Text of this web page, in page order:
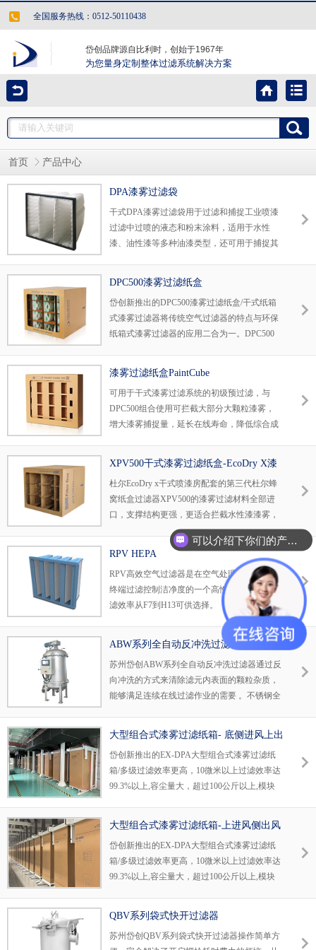
全国服务热线：0512-50110438
岱创品牌源自比利时，创始于1967年
为您量身定制整体过滤系统解决方案
首页 产品中心
DPA漆雾过滤袋
干式DPA漆雾过滤袋用于过滤和捕捉工业喷漆
过滤中过喷的液态和粉末涂料，适用于水性
漆、油性漆等多种油漆类型，还可用于捕捉其
效率可达到99%以上，漆雾捕漆重量可达
27kg/m2。 在涂装喷漆生产线，可用于干式喷
漆房，循环风过滤，废气净化过滤等需要大量
去除漆雾的场合。
DPC500漆雾过滤纸盒
岱创新推出的DPC500漆雾过滤纸盒/干式纸箱
式漆雾过滤器将传统空气过滤器的特点与环保
纸箱式漆雾过滤器的应用二合为一。DPC500
级后道过滤,是一款兼顾容尘量和精度的高性价
比产品。第3代产品不仅增加了过滤表面积,也
更有利于将漆雾藏匿于纸箱内部,对保持干式喷
漆房作业环境的整洁也起到了一定的作用。
2、如果你的喷房空间不足
DPC500漆雾过滤纸盒是一个不错的选择
漆雾过滤纸盒PaintCube
可用于干式漆雾过滤系统的初级预过滤，与
DPC500组合使用可拦截大部分大颗粒漆雾，
增大漆雾捕捉量，延长在线寿命，降低综合成
XPV500干式漆雾过滤纸盒-EcoDry X漆
雾过滤
杜尔EcoDry x干式喷漆房配套的第三代杜尔蜂
窝纸盒过滤器XPV500的漆雾过滤材料全部进
口，支撑结构更强，更适合拦截水性漆漆雾，
对高粘的清漆捕漆重量可达16-18kg,风阻低，
RPV HEPA
RPV高效空气过滤器是在空气处理单元中用来
终端过滤控制洁净度的一个高性价比产品。过
滤效率从F7到H13可供选择。
ABW系列全自动反冲洗过滤器
苏州岱创ABW系列全自动反冲洗过滤器通过反
向冲洗的方式来清除滤元内表面的颗粒杂质，
能够满足连续在线过滤作业的需要 。不锈钢全
大型组合式漆雾过滤纸箱- 底侧进风上出
风
岱创新推出的EX-DPA大型组合式漆雾过滤纸
箱/多级过滤效率更高，10微米以上过滤效率达
99.3%以上,容尘量大，超过100公斤以上,模块
大型组合式漆雾过滤纸箱-上进风侧出风
岱创新推出的EX-DPA大型组合式漆雾过滤纸
箱/多级过滤效率更高，10微米以上过滤效率达
99.3%以上,容尘量大，超过100公斤以上,模块
QBV系列袋式快开过滤器
苏州岱创QBV系列袋式快开过滤器操作简单方
可以介绍下你们的产品么？